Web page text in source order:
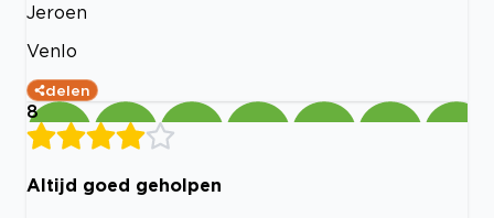
Jeroen
Venlo
delen
8
Altijd goed geholpen